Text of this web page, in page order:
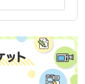
レッドシート:3年